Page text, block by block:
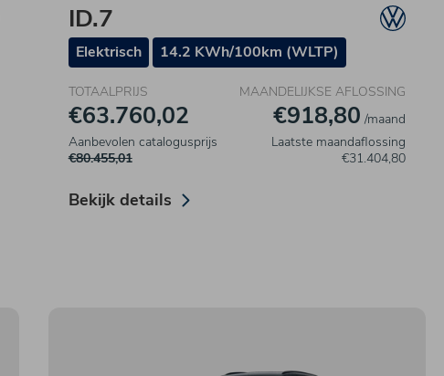
ID.7
Elektrisch 14.2 KWh/100km (WLTP)
TOTAALPRIJS
€63.760,02
Aanbevolen catalogusprijs
€80.455,01
MAANDELIJKSE AFLOSSING
€918,80 /maand
Laatste maandaflossing
€31.404,80
Bekijk details